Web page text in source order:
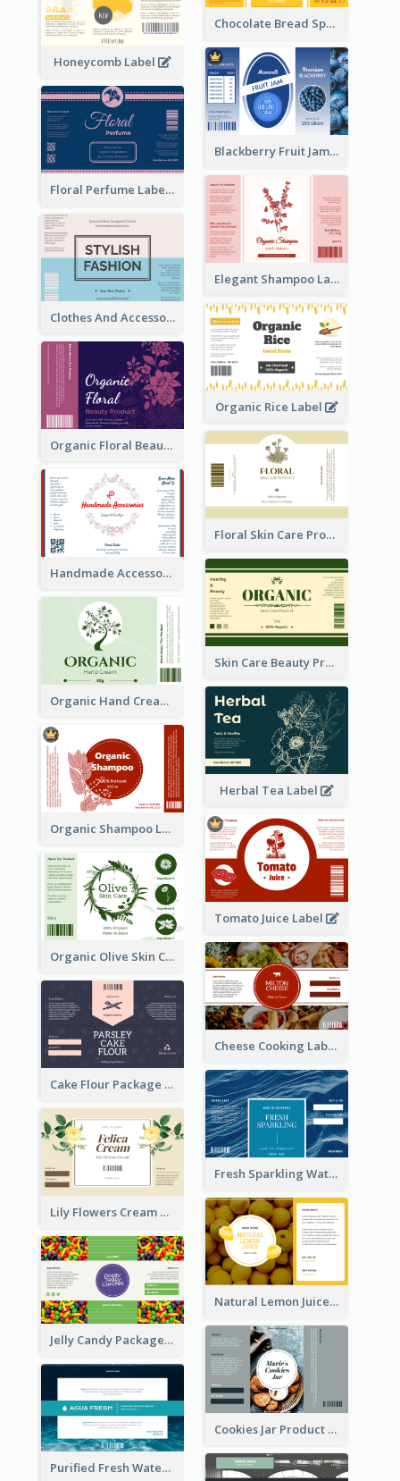
Chocolate Bread Spread Label
Honeycomb Label
Blackberry Fruit Jam Label
Floral Perfume Label
Elegant Shampoo Label
Clothes And Accessories Label
Organic Rice Label
Organic Floral Beauty Product Label
Floral Skin Care Product Label
Handmade Accessories Label
Skin Care Beauty Product Label
Organic Hand Cream Label
Herbal Tea Label
Organic Shampoo Label
Tomato Juice Label
Organic Olive Skin Care Label
Cheese Cooking Label
Cake Flour Package Label
Fresh Sparkling Water Label
Lily Flowers Cream Product Label
Natural Lemon Juice Label
Jelly Candy Package Label
Cookies Jar Product Label
Purified Fresh Water Drink Label